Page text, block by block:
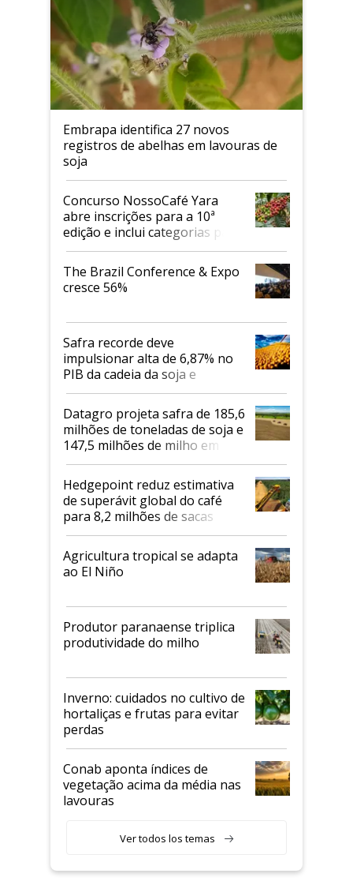
Embrapa identifica 27 novos
registros de abelhas em lavouras de
soja
Concurso NossoCafé Yara
abre inscrições para a 10ª
edição e inclui categorias para
cafés Canephora
The Brazil Conference & Expo
cresce 56%
Safra recorde deve
impulsionar alta de 6,87% no
PIB da cadeia da soja e
biodiesel em 2026
Datagro projeta safra de 185,6
milhões de toneladas de soja e
147,5 milhões de milho em
2026/27
Hedgepoint reduz estimativa
de superávit global do café
para 8,2 milhões de sacas
Agricultura tropical se adapta
ao El Niño
Produtor paranaense triplica
produtividade do milho
Inverno: cuidados no cultivo de
hortaliças e frutas para evitar
perdas
Conab aponta índices de
vegetação acima da média nas
lavouras
Ver todos los temas